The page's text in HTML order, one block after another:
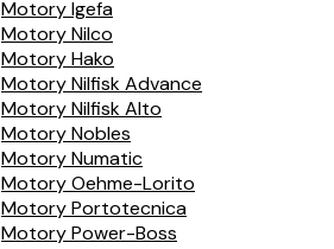
Motory Igefa
Motory Nilco
Motory Hako
Motory Nilfisk Advance
Motory Nilfisk Alto
Motory Nobles
Motory Numatic
Motory Oehme-Lorito
Motory Portotecnica
Motory Power-Boss